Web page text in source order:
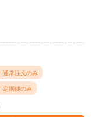
通常注文のみ
定期便のみ